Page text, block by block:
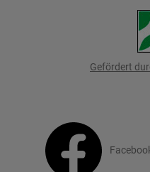
Gefördert